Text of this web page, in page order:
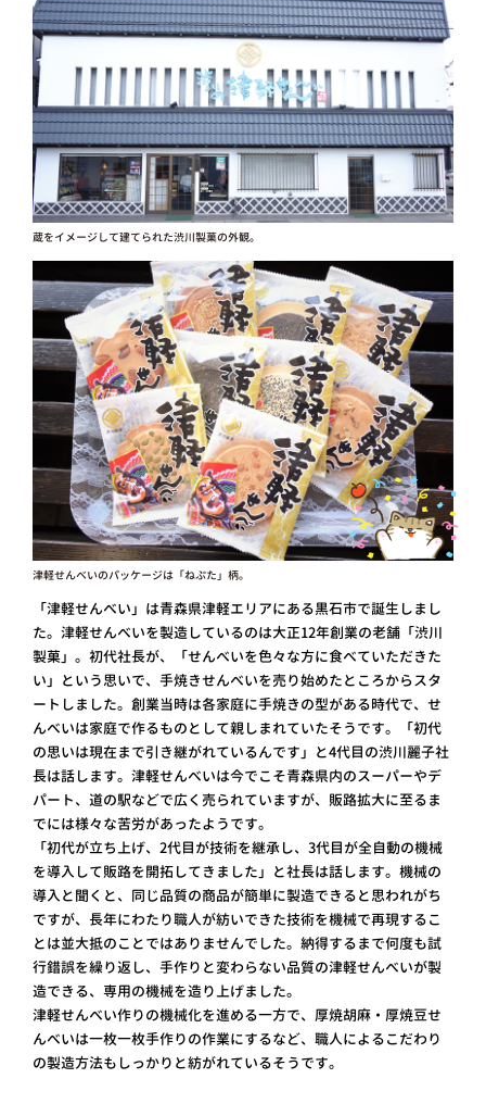
蔵をイメージして建てられた渋川製菓の外観。
津軽せんべいのパッケージは「ねぷた」柄。
「津軽せんべい」は青森県津軽エリアにある黒石市で誕生しまし
た。津軽せんべいを製造しているのは大正12年創業の老舗「渋川
製菓」。初代社長が、「せんべいを色々な方に食べていただきた
い」という思いで、手焼きせんべいを売り始めたところからスタ
ートしました。創業当時は各家庭に手焼きの型がある時代で、せ
んべいは家庭で作るものとして親しまれていたそうです。「初代
の思いは現在まで引き継がれているんです」と4代目の渋川麗子社
長は話します。津軽せんべいは今でこそ青森県内のスーパーやデ
パート、道の駅などで広く売られていますが、販路拡大に至るま
でには様々な苦労があったようです。
「初代が立ち上げ、2代目が技術を継承し、3代目が全自動の機械
を導入して販路を開拓してきました」と社長は話します。機械の
導入と聞くと、同じ品質の商品が簡単に製造できると思われがち
ですが、長年にわたり職人が紡いできた技術を機械で再現するこ
とは並大抵のことではありませんでした。納得するまで何度も試
行錯誤を繰り返し、手作りと変わらない品質の津軽せんべいが製
造できる、専用の機械を造り上げました。
津軽せんべい作りの機械化を進める一方で、厚焼胡麻・厚焼豆せ
んべいは一枚一枚手作りの作業にするなど、職人によるこだわり
の製造方法もしっかりと紡がれているそうです。